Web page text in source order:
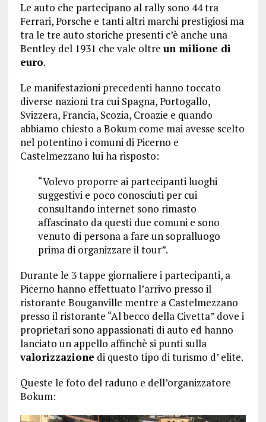
Le auto che partecipano al rally sono 44 tra
Ferrari, Porsche e tanti altri marchi prestigiosi ma
tra le tre auto storiche presenti c’è anche una
Bentley del 1931 che vale oltre un milione di
euro.
Le manifestazioni precedenti hanno toccato
diverse nazioni tra cui Spagna, Portogallo,
Svizzera, Francia, Scozia, Croazie e quando
abbiamo chiesto a Bokum come mai avesse scelto
nel potentino i comuni di Picerno e
Castelmezzano lui ha risposto:
“Volevo proporre ai partecipanti luoghi
suggestivi e poco conosciuti per cui
consultando internet sono rimasto
affascinato da questi due comuni e sono
venuto di persona a fare un sopralluogo
prima di organizzare il tour”.
Durante le 3 tappe giornaliere i partecipanti, a
Picerno hanno effettuato l’arrivo presso il
ristorante Bouganville mentre a Castelmezzano
presso il ristorante “Al becco della Civetta” dove i
proprietari sono appassionati di auto ed hanno
lanciato un appello affinchè si punti sulla
valorizzazione di questo tipo di turismo d’ elite.
Queste le foto del raduno e dell’organizzatore
Bokum: